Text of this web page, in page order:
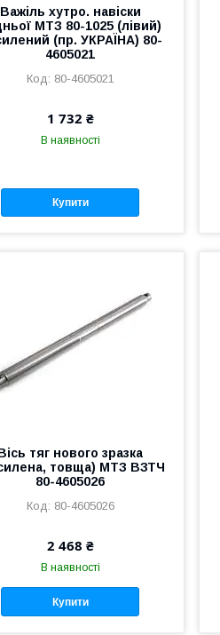
Важіль хутро. навіски
МТЗ 80-1025 (лівий)
(пр. УКРАЇНА) 80-
4605021
80-4605021
1 732 ₴
В наявності
Купити
тяг нового зразка
товща) МТЗ ВЗТЧ
80-4605026
80-4605026
2 468 ₴
В наявності
Купити